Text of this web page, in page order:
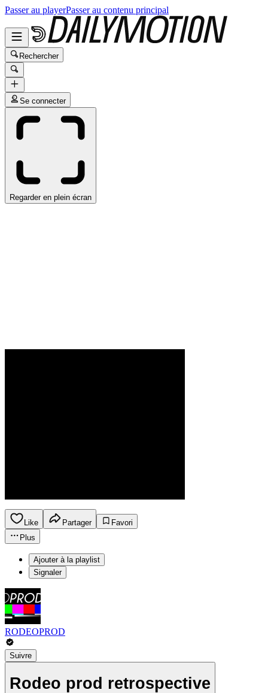
Passer au playerPasser au contenu principal
Rechercher
Se connecter
Regarder en plein écran
Like Partager
Favori
Plus
Ajouter à la playlist
Signaler
RODEOPROD
Suivre
Rodeo prod retrospective